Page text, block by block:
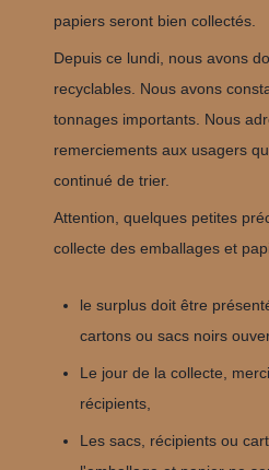
papiers seront bien collectés.
Depuis ce lundi, nous avons
recyclables. Nous avons
tonnages importants. Nous
remerciements aux usagers
continué de trier.
Attention, quelques petites
collecte des emballages et
le surplus doit être
cartons ou sacs noirs
Le jour de la collecte,
récipients,
Les sacs, récipients ou